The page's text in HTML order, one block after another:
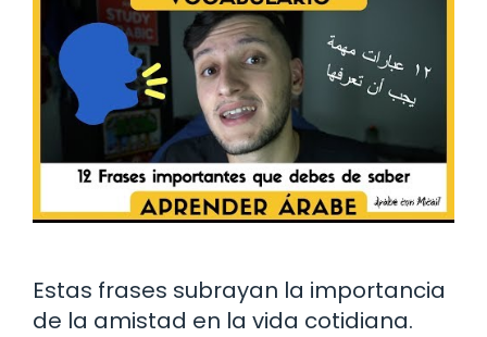
Estas frases subrayan la importancia
de la amistad en la vida cotidiana.